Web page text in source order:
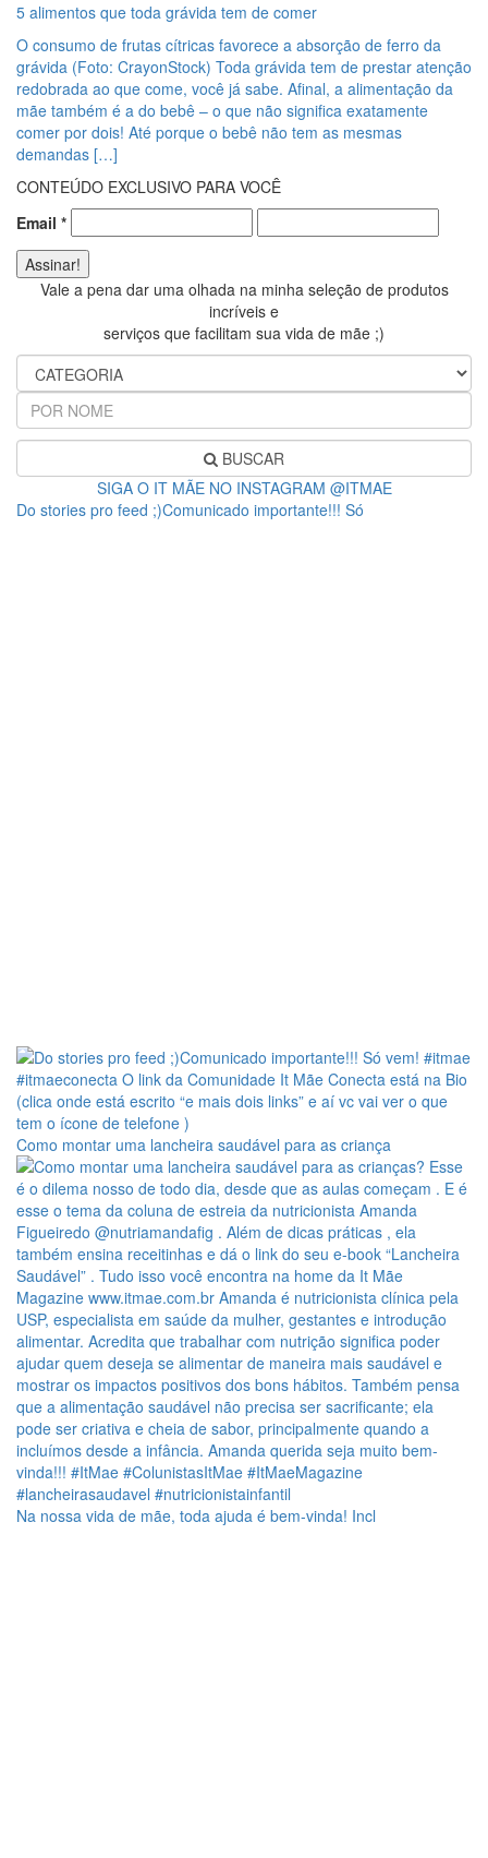
5 alimentos que toda grávida tem de comer
O consumo de frutas cítricas favorece a absorção de ferro da
grávida (Foto: CrayonStock) Toda grávida tem de prestar atenção
redobrada ao que come, você já sabe. Afinal, a alimentação da
mãe também é a do bebê – o que não significa exatamente
comer por dois! Até porque o bebê não tem as mesmas
demandas […]
CONTEÚDO EXCLUSIVO PARA VOCÊ
Email *
Vale a pena dar uma olhada na minha seleção de produtos
incríveis e
serviços que facilitam sua vida de mãe ;)
BUSCAR
SIGA O IT MÃE NO INSTAGRAM @ITMAE
Do stories pro feed ;)Comunicado importante!!! Só
Como montar uma lancheira saudável para as criança
Na nossa vida de mãe, toda ajuda é bem-vinda! Incl